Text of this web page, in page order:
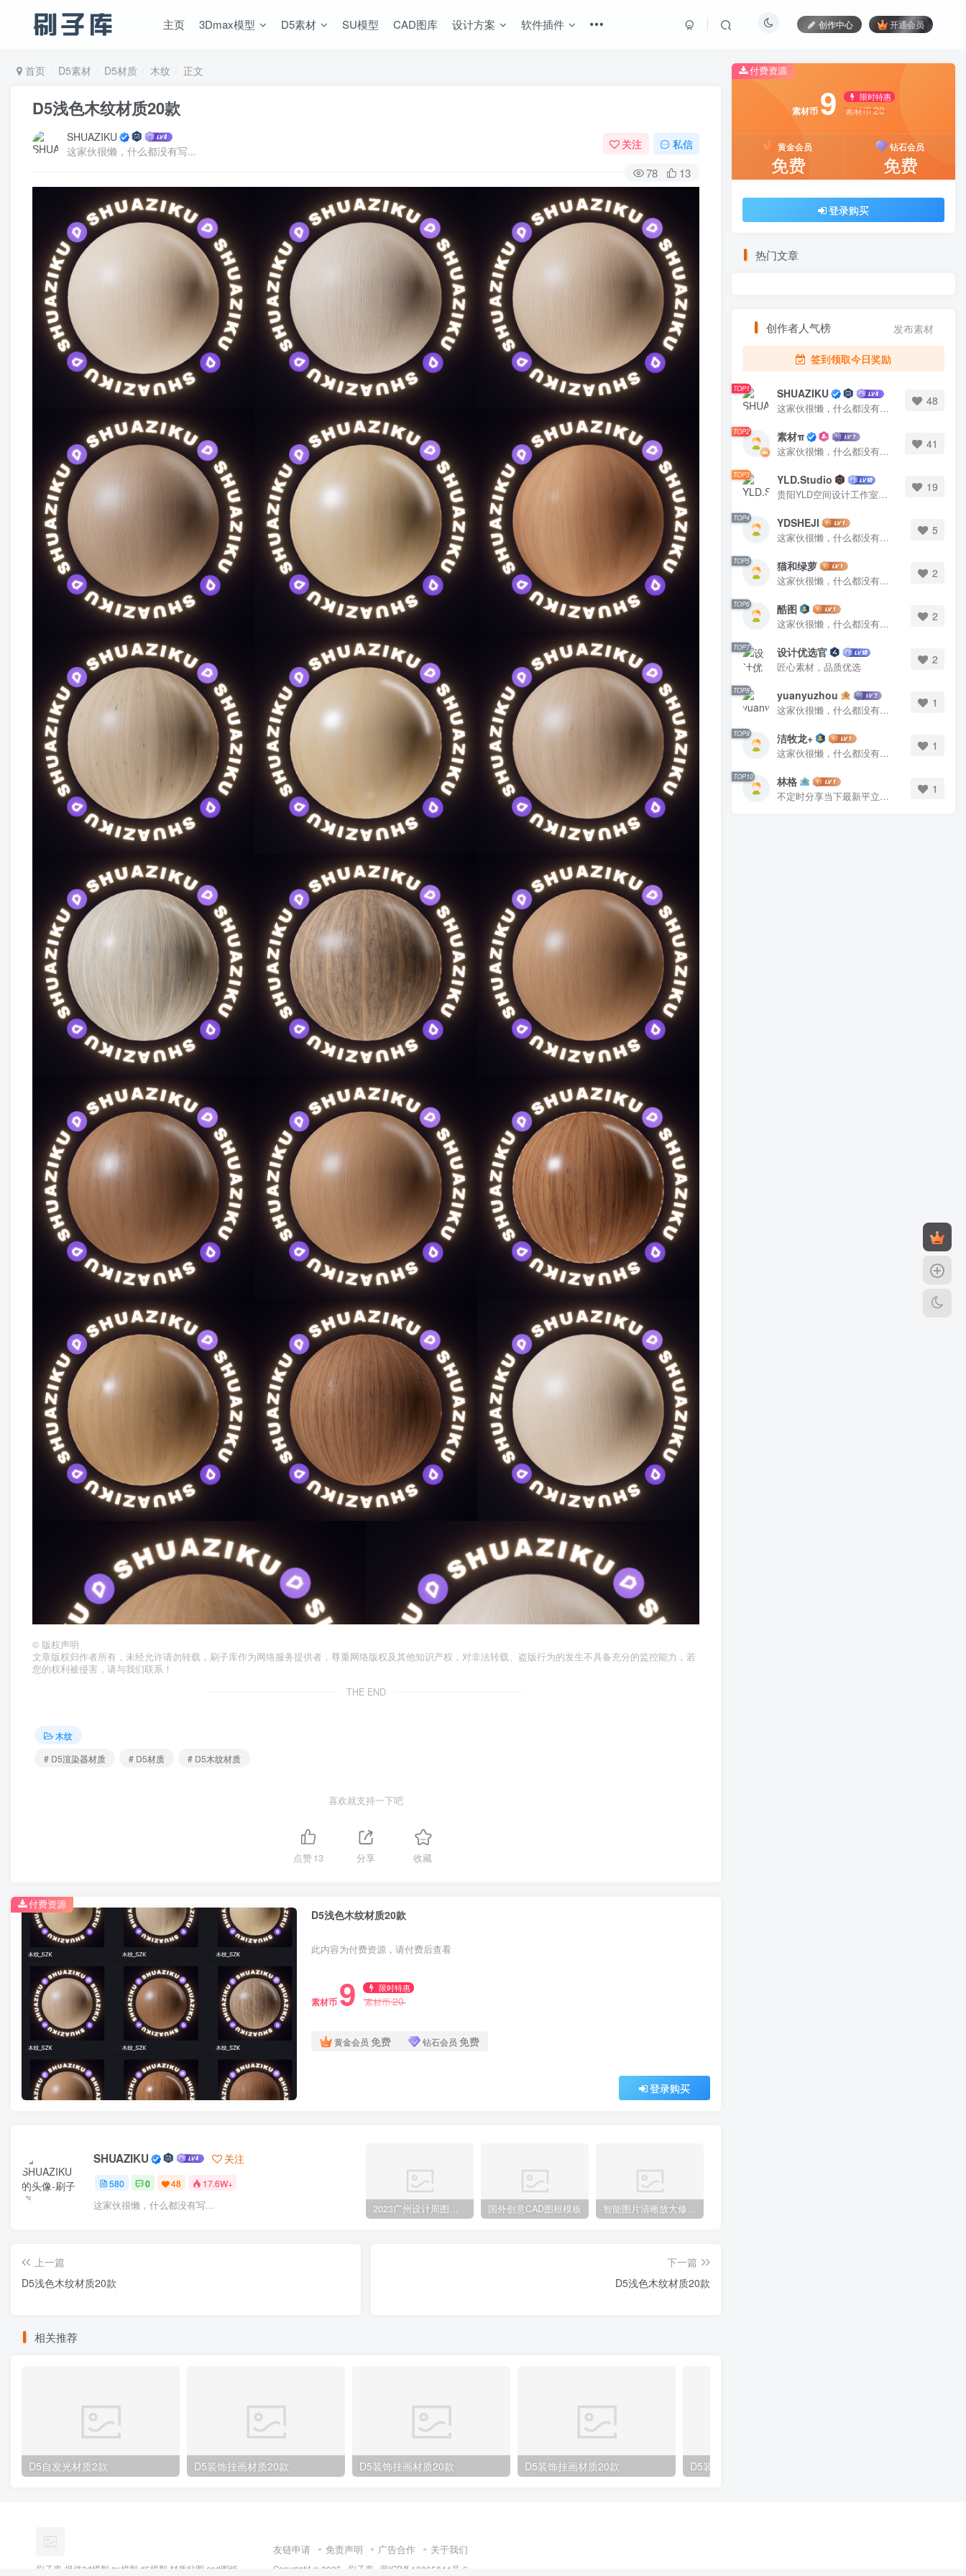
主页 3Dmax模型 D5素材 SU模型 CAD图库 设计方案 软件插件 创作中心 开通会员
首页 D5素材 D5材质 木纹 正文
D5浅色木纹材质20款
SHUAZIKU
这家伙很懒，什么都没有写...
关注 私信
78 13
© 版权声明
文章版权归作者所有，未经允许请勿转载，刷子库作为网络服务提供者，尊重网络版权及其他知识产权，对非法转载、盗版行为的发生不具备充分的监控能力，若
您的权利被侵害，请与我们联系！
THE END
木纹
# D5渲染器材质
# D5材质 # D5木纹材质
喜欢就支持一下吧
点赞13 分享 收藏
D5浅色木纹材质20款
此内容为付费资源，请付费后查看
素材币 9 限时特惠
素材币20
黄金会员 免费 钻石会员 免费
登录购买
付费资源
SHUAZIKU 关注
580 0 48 17.6W+
这家伙很懒，什么都没有写... 2023广州设计周图集更新至8000多张高清图+联系方式 国外创意CAD图框模板 智能图片清晰放大修复上色工具
上一篇
D5浅色木纹材质20款
下一篇
D5浅色木纹材质20款
相关推荐
D5自发光材质2款 D5装饰挂画材质20款 D5装饰挂画材质20款 D5装饰挂画材质20款 D5装饰挂画材质20款
付费资源
素材币 9 限时特惠
素材币20
黄金会员
免费
钻石会员
免费
登录购买
热门文章
创作者人气榜 发布素材
签到领取今日奖励
TOP1 SHUAZIKU
这家伙很懒，什么都没有写...
48
TOP2 素材π
这家伙很懒，什么都没有写...
41
TOP3 YLD.Studio
贵阳YLD空间设计工作室，高端设计图库 ADVANCED CAD TEMPLATE 系列作者。联系邮箱：yld.studio@foxmail.com
19
TOP4 YDSHEJI
这家伙很懒，什么都没有写...
5
TOP5 猫和绿萝
这家伙很懒，什么都没有写...
2
TOP6 酷图
这家伙很懒，什么都没有写...
2
TOP7 设计优选官
匠心素材，品质优选
2
TOP8 yuanyuzhou
这家伙很懒，什么都没有写...
1
TOP9 洁牧龙+
这家伙很懒，什么都没有写...
1
TOP10 林格
不定时分享当下最新平立面图库
1
刷子库-提供3d模型,su模型,d5模型,材质贴图,cad图纸,
友链申请 免责声明 广告合作 关于我们
Copyright © 2025 · 刷子库 · 蒙ICP备18005844号-6
登录
没有账号？立即注册
用户名/手机号/邮箱
登录密码
记住登录 找回密码|免密登录
社交账号登录